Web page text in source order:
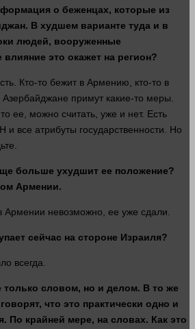
о беженцах, которые из
В худшем варианте туда и в
людей, вооруженные
это окажет на регион?
Кто-то бежит в Армению, кто-то в
Азербайджане примут какие-то меры.
ее, можно считать, уже и нет. Есть
и все атрибуты государственности. Но
больше ухудшит ее положение?
Армении.
невозможно, ее уже сдали.
сейчас на стороне Израиля?
всегда.
словом, но и делом. В то же
говорят, что это практически одно и
По крайней мере, на словах. Как это